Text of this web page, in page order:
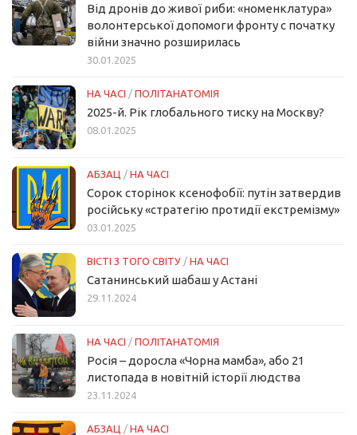
Від дронів до живої риби: «номенклатура»
волонтерської допомоги фронту с початку
війни значно розширилась
30.01.2025
НА ЧАСІ / ПОЛІТАНАТОМІЯ
2025-й. Рік глобального тиску на Москву?
08.01.2025
АБЗАЦ / НА ЧАСІ
Сорок сторінок ксенофобії: путін затвердив
російську «стратегію протидії екстремізму»
03.01.2025
ВІСТІ З ТОГО СВІТУ / НА ЧАСІ
Сатанинський шабаш у Астані
29.11.2024
НА ЧАСІ / ПОЛІТАНАТОМІЯ
Росія – доросла «Чорна мамба», або 21
листопада в новітній історії людства
23.11.2024
АБЗАЦ / НА ЧАСІ